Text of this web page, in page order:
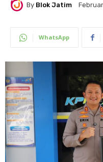
By Blok Jatim
WhatsApp